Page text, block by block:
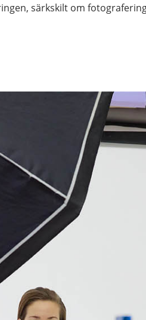
särkskilt om